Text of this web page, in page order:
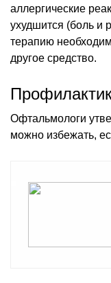
аллергические
ухудшится (боль и
терапию
другое средство.
Офтальмологи
можно избежать,